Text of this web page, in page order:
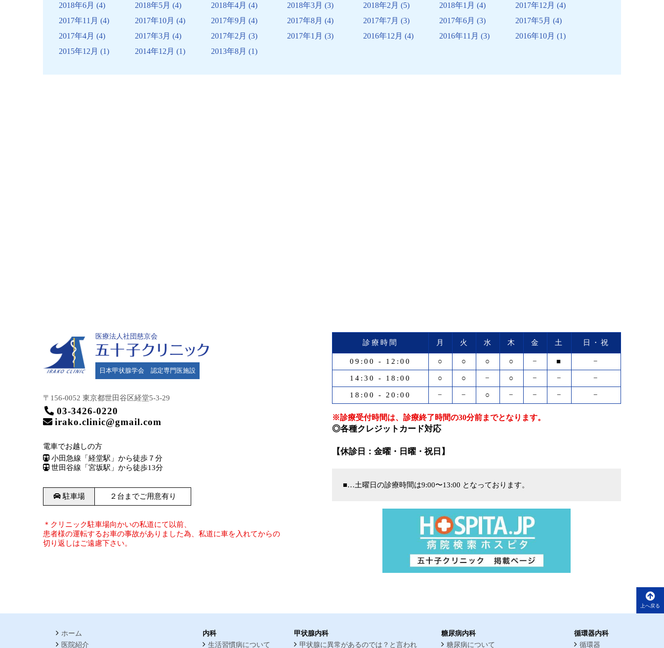
2018年6月 (4) 2018年5月 (4) 2018年4月 (4) 2018年3月 (3) 2018年2月 (5) 2018年1月 (4) 2017年12月 (4)
2017年11月 (4) 2017年10月 (4) 2017年9月 (4) 2017年8月 (4) 2017年7月 (3) 2017年6月 (3) 2017年5月 (4)
2017年4月 (4) 2017年3月 (4) 2017年2月 (3) 2017年1月 (3) 2016年12月 (4) 2016年11月 (3) 2016年10月 (1)
2015年12月 (1) 2014年12月 (1) 2013年8月 (1)
医療法人社団慈京会
日本甲状腺学会 認定専門医施設
〒156-0052 東京都世田谷区経堂5-3-29
03-3426-0220
irako.clinic@gmail.com
電車でお越しの方
小田急線「経堂駅」から徒歩７分
世田谷線「宮坂駅」から徒歩13分
駐車場 ２台までご用意有り
＊クリニック駐車場向かいの私道にて以前、
患者様の運転するお車の事故がありました為、私道に車を入れてからの
切り返しはご遠慮下さい。
診療時間 月 火 水 木 金 土 日・祝
09:00 - 12:00 ○ ○ ○ ○ − ■ −
14:30 - 18:00 ○ ○ − ○ − − −
18:00 - 20:00 − − ○ − − − −
※診療受付時間は、診療終了時間の30分前までとなります。
◎各種クレジットカード対応
【休診日：金曜・日曜・祝日】
■…土曜日の診療時間は9:00〜13:00 となっております。
上へ戻る
ホーム
医院紹介
内科
生活習慣病について
甲状腺内科
甲状腺に異常があるのでは？と言われ
糖尿病内科
糖尿病について
循環器内科
循環器